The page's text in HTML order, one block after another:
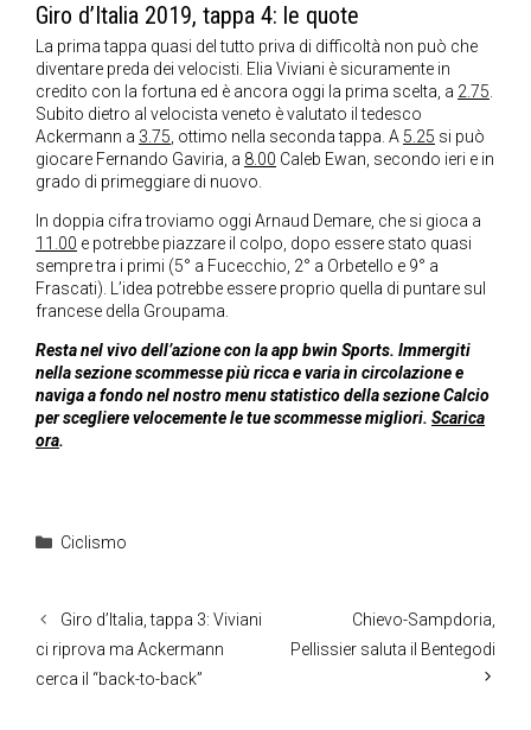
Giro d’Italia 2019, tappa 4: le quote
La prima tappa quasi del tutto priva di difficoltà non può che
diventare preda dei velocisti. Elia Viviani è sicuramente in
credito con la fortuna ed è ancora oggi la prima scelta, a 2.75.
Subito dietro al velocista veneto è valutato il tedesco
Ackermann a 3.75, ottimo nella seconda tappa. A 5.25 si può
giocare Fernando Gaviria, a 8.00 Caleb Ewan, secondo ieri e in
grado di primeggiare di nuovo.
In doppia cifra troviamo oggi Arnaud Demare, che si gioca a
11.00 e potrebbe piazzare il colpo, dopo essere stato quasi
sempre tra i primi (5° a Fucecchio, 2° a Orbetello e 9° a
Frascati). L’idea potrebbe essere proprio quella di puntare sul
francese della Groupama.
Resta nel vivo dell’azione con la app bwin Sports. Immergiti
nella sezione scommesse più ricca e varia in circolazione e
naviga a fondo nel nostro menu statistico della sezione Calcio
per scegliere velocemente le tue scommesse migliori. Scarica
ora.
Categorie
Ciclismo
Giro d’Italia, tappa 3: Viviani
ci riprova ma Ackermann
cerca il “back-to-back”
Chievo-Sampdoria,
Pellissier saluta il Bentegodi